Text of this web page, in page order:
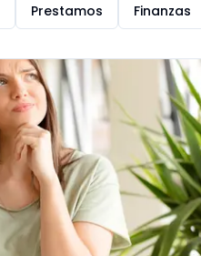
Prestamos Finanzas